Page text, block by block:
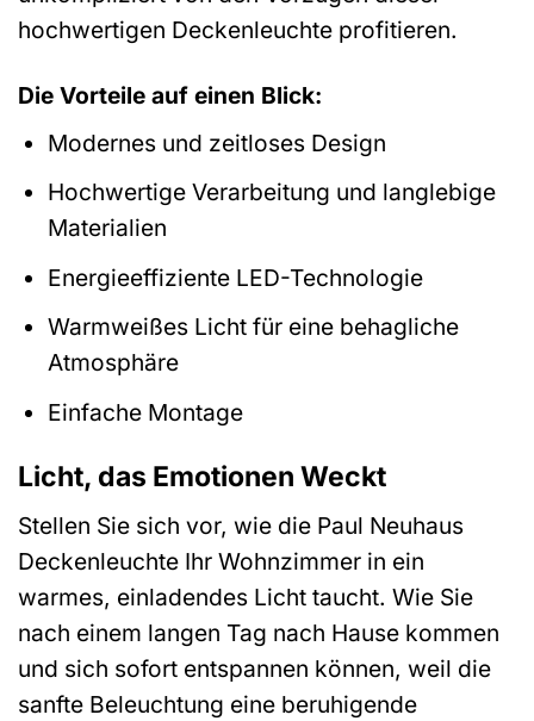
hochwertigen Deckenleuchte profitieren.
Die Vorteile auf einen Blick:
Modernes und zeitloses Design
Hochwertige Verarbeitung und langlebige
Materialien
Energieeffiziente LED-Technologie
Warmweißes Licht für eine behagliche
Atmosphäre
Einfache Montage
Licht, das Emotionen Weckt
Stellen Sie sich vor, wie die Paul Neuhaus
Deckenleuchte Ihr Wohnzimmer in ein
warmes, einladendes Licht taucht. Wie Sie
nach einem langen Tag nach Hause kommen
und sich sofort entspannen können, weil die
sanfte Beleuchtung eine beruhigende